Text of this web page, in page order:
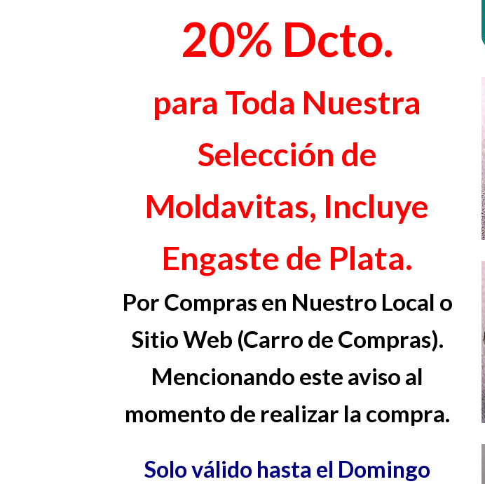
20% Dcto.
para Toda Nuestra
Selección de
Moldavitas, Incluye
Engaste de Plata.
Por Compras en Nuestro Local o
Sitio Web (Carro de Compras).
Mencionando este aviso al
momento de realizar la compra.
Solo válido hasta el Domingo